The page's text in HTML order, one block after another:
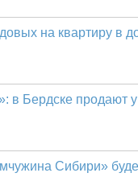
на квартиру в
в Бердске продают
Сибири»